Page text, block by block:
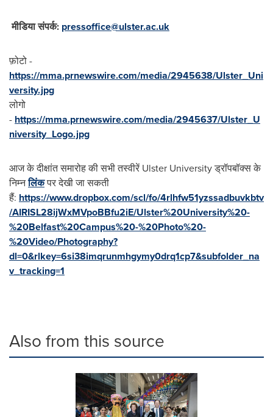
मीडिया संपर्क: pressoffice@ulster.ac.uk
फ़ोटो -
https://mma.prnewswire.com/media/2945638/Ulster_Uni
versity.jpg
लोगो
- https://mma.prnewswire.com/media/2945637/Ulster_U
niversity_Logo.jpg
आज के दीक्षांत समारोह की सभी तस्वीरें Ulster University ड्रॉपबॉक्स के
निम्नलिंकपर देखी जा सकती
हैं: https://www.dropbox.com/scl/fo/4rlhfw51yzssadbuvkbtv
/AIRISL28ijWxMVpoBBfu2iE/Ulster%20University%20-
%20Belfast%20Campus%20-%20Photo%20-
%20Video/Photography?
dl=0&rlkey=6si38imqrunmhgymy0drq1cp7&subfolder_na
v_tracking=1
Also from this source